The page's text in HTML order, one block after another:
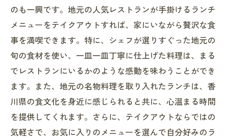
のも一興です。地元の人気レストランが手掛けるランチ
メニューをテイクアウトすれば、家にいながら贅沢な食
事を満喫できます。特に、シェフが選りすぐった地元の
旬の食材を使い、一皿一皿丁寧に仕上げた料理は、まる
でレストランにいるかのような感動を味わうことができ
ます。また、地元の名物料理を取り入れたランチは、香
川県の食文化を身近に感じられると共に、心温まる時間
を提供してくれます。さらに、テイクアウトならではの
気軽さで、お気に入りのメニューを選んで自分好みのラ